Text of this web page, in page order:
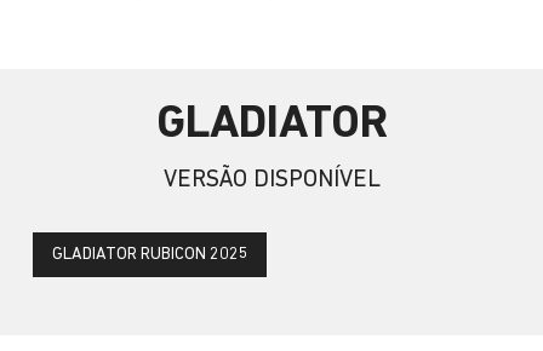
GLADIATOR
VERSÃO DISPONÍVEL
GLADIATOR RUBICON 2025